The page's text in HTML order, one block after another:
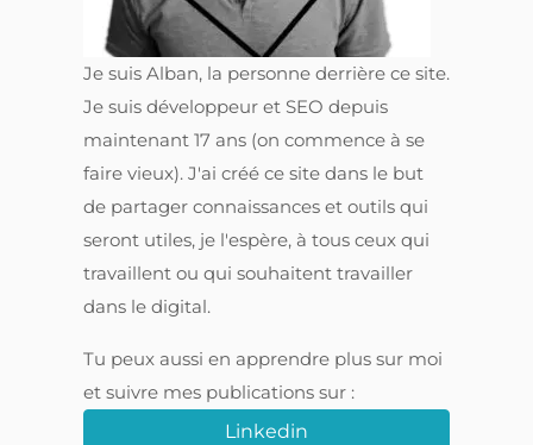
Je suis Alban, la personne derrière ce site.
Je suis développeur et SEO depuis
maintenant 17 ans (on commence à se
faire vieux). J'ai créé ce site dans le but
de partager connaissances et outils qui
seront utiles, je l'espère, à tous ceux qui
travaillent ou qui souhaitent travailler
dans le digital.
Tu peux aussi en apprendre plus sur moi
et suivre mes publications sur :
Linkedin